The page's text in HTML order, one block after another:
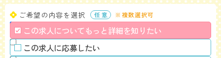
ご希望の内容を選択 ※複数選択可
この求人についてもっと詳細を知りたい
この求人に応募したい